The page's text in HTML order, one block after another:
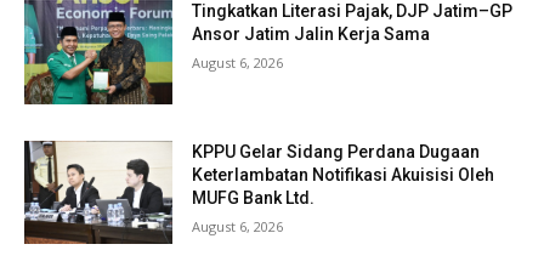
Tingkatkan Literasi Pajak, DJP Jatim–GP
Ansor Jatim Jalin Kerja Sama
August 6, 2026
KPPU Gelar Sidang Perdana Dugaan
Keterlambatan Notifikasi Akuisisi Oleh
MUFG Bank Ltd.
August 6, 2026